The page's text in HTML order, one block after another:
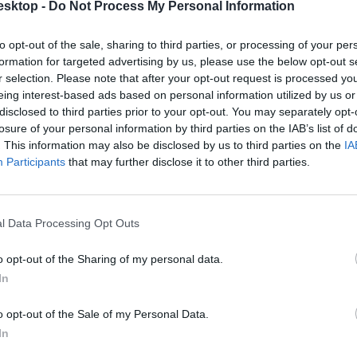
- Do Not Process My Personal Information
opt-out of the sale, sharing to third parties, or processing of your
for targeted advertising by us, please use the below opt-out
selection. Please note that after your opt-out request is processed
interest-based ads based on personal information utilized by us
to third parties prior to your opt-out. You may separately
of your personal information by third parties on the IAB’s list of
This information may also be disclosed by us to third parties on the
Participants that may further disclose it to other third parties.
Data Processing Opt Outs
opt-out of the Sharing of my personal data.
opt-out of the Sale of my Personal Data.
a szakközépiskolák szakgimnáziumokká válnak, amelyekben az
vizsgát, további két év tanulással pedig érettségit tehetnek a diákok.
hogy
a jelenlegi tanterv túl sok
, ezért van, ahol a tananyag
leváltják, az utódjáról pedig még semmit sem lehet tudni.
évközi szüneteket kapnának a diákok. Továbbra is tervezgetik a